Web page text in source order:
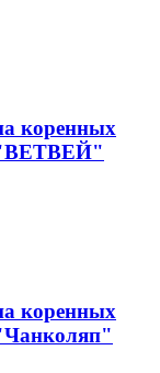
коренных
"ВЕТВЕЙ"
коренных